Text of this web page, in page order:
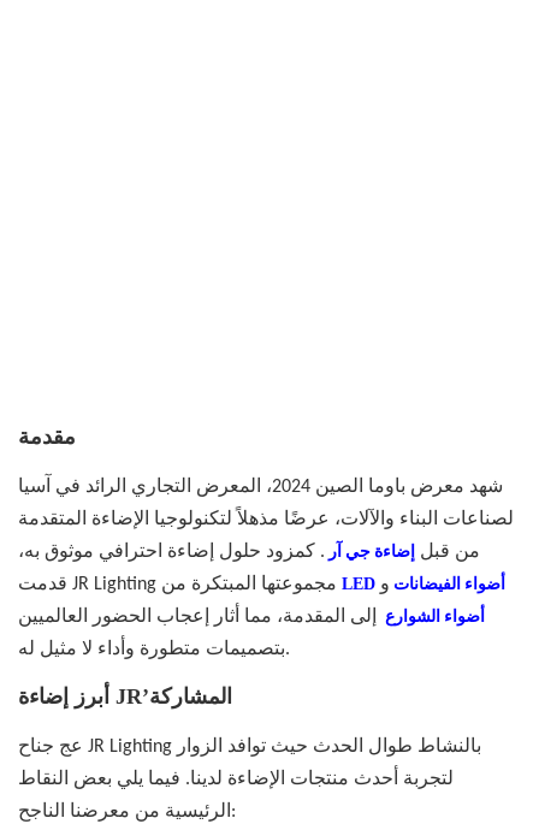
مقدمة
شهد معرض باوما الصين 2024، المعرض التجاري الرائد في آسيا
لصناعات البناء والآلات، عرضًا مذهلاً لتكنولوجيا الإضاءة المتقدمة
من قبل إضاءة جي آر . كمزود حلول إضاءة احترافي موثوق به،
LED أضواء الفيضانات و
أضواء الشوارع إلى المقدمة، مما أثار إعجاب الحضور العالميين
بتصميمات متطورة وأداء لا مثيل له.
أبرز إضاءة JR’المشاركة
عج جناح JR Lighting بالنشاط طوال الحدث حيث توافد الزوار
لتجربة أحدث منتجات الإضاءة لدينا. فيما يلي بعض النقاط
الرئيسية من معرضنا الناجح: